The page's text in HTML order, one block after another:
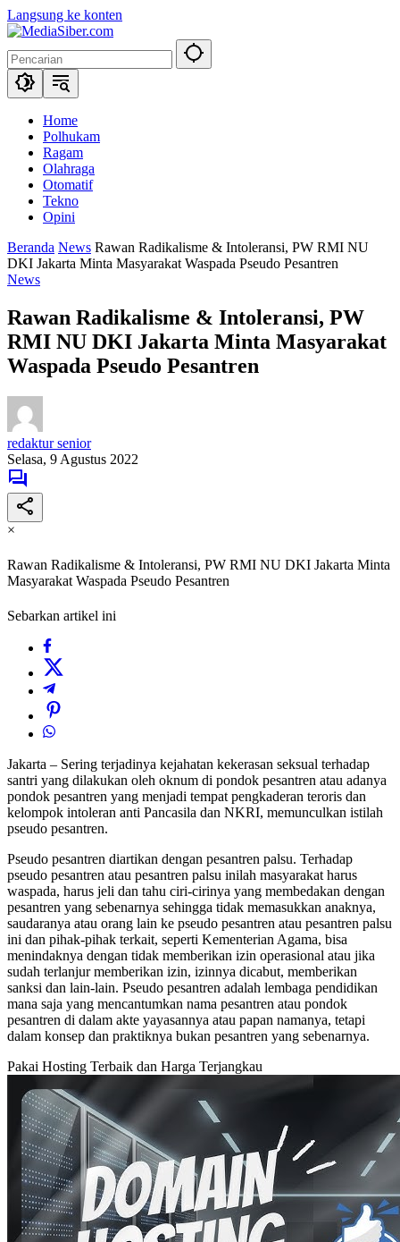
Langsung ke konten
Home
Polhukam
Ragam
Olahraga
Otomatif
Tekno
Opini
Beranda News Rawan Radikalisme & Intoleransi, PW RMI NU
DKI Jakarta Minta Masyarakat Waspada Pseudo Pesantren
News
Rawan Radikalisme & Intoleransi, PW
RMI NU DKI Jakarta Minta Masyarakat
Waspada Pseudo Pesantren
redaktur senior
Selasa, 9 Agustus 2022
×
Rawan Radikalisme & Intoleransi, PW RMI NU DKI Jakarta Minta
Masyarakat Waspada Pseudo Pesantren
Sebarkan artikel ini
Jakarta – Sering terjadinya kejahatan kekerasan seksual terhadap
santri yang dilakukan oleh oknum di pondok pesantren atau adanya
pondok pesantren yang menjadi tempat pengkaderan teroris dan
kelompok intoleran anti Pancasila dan NKRI, memunculkan istilah
pseudo pesantren.
Pseudo pesantren diartikan dengan pesantren palsu. Terhadap
pseudo pesantren atau pesantren palsu inilah masyarakat harus
waspada, harus jeli dan tahu ciri-cirinya yang membedakan dengan
pesantren yang sebenarnya sehingga tidak memasukkan anaknya,
saudaranya atau orang lain ke pseudo pesantren atau pesantren palsu
ini dan pihak-pihak terkait, seperti Kementerian Agama, bisa
menindaknya dengan tidak memberikan izin operasional atau jika
sudah terlanjur memberikan izin, izinnya dicabut, memberikan
sanksi dan lain-lain. Pseudo pesantren adalah lembaga pendidikan
mana saja yang mencantumkan nama pesantren atau pondok
pesantren di dalam akte yayasannya atau papan namanya, tetapi
dalam konsep dan praktiknya bukan pesantren yang sebenarnya.
Pakai Hosting Terbaik dan Harga Terjangkau